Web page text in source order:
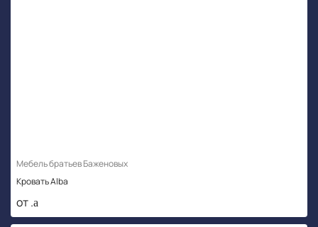
Мебель братьев Баженовых
Кровать Alba
от .